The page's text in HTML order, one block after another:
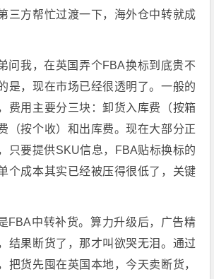
三方帮忙过渡一下，海外仓中转就成
问我，在英国弄个FBA换标到底贵不
是，现在市场已经很透明了。一般的
费用主要分三块：卸货入库费（按箱
（按个收）和出库费。现在大部分正
只要提供SKU信息，FBA贴标换标的
个成本其实已经被压得很低了，关键
FBA中转补货。算力升级后，广告精
结果断货了，那才叫欲哭无泪。通过
把货先囤在英国本地，今天卖断货，